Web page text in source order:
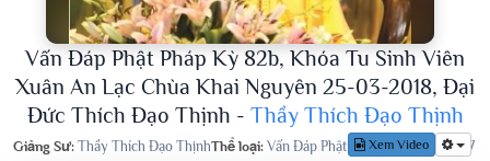
Vấn Đáp Phật Pháp Kỳ 82b, Khóa Tu Sinh Viên
Xuân An Lạc Chùa Khai Nguyên 25-03-2018, Đại
Đức Thích Đạo Thịnh - Thầy Thích Đạo Thịnh
Giảng Sư: Thầy Thích Đạo ThịnhThể loại: Vấn Đáp Phật PhápLượt nghe:647
Xem Video